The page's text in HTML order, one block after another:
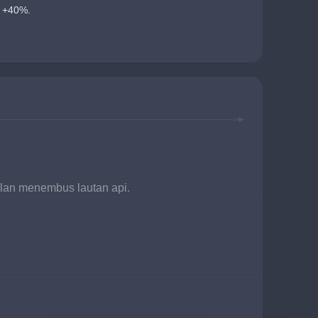
menembus lautan api.